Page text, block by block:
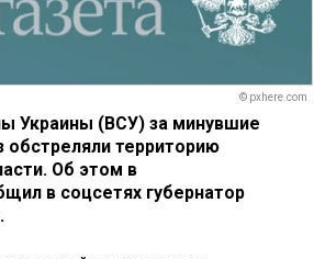
© pxhere.com
Украины (ВСУ) за минувшие
обстреляли территорию
Об этом в
в соцсетях губернатор